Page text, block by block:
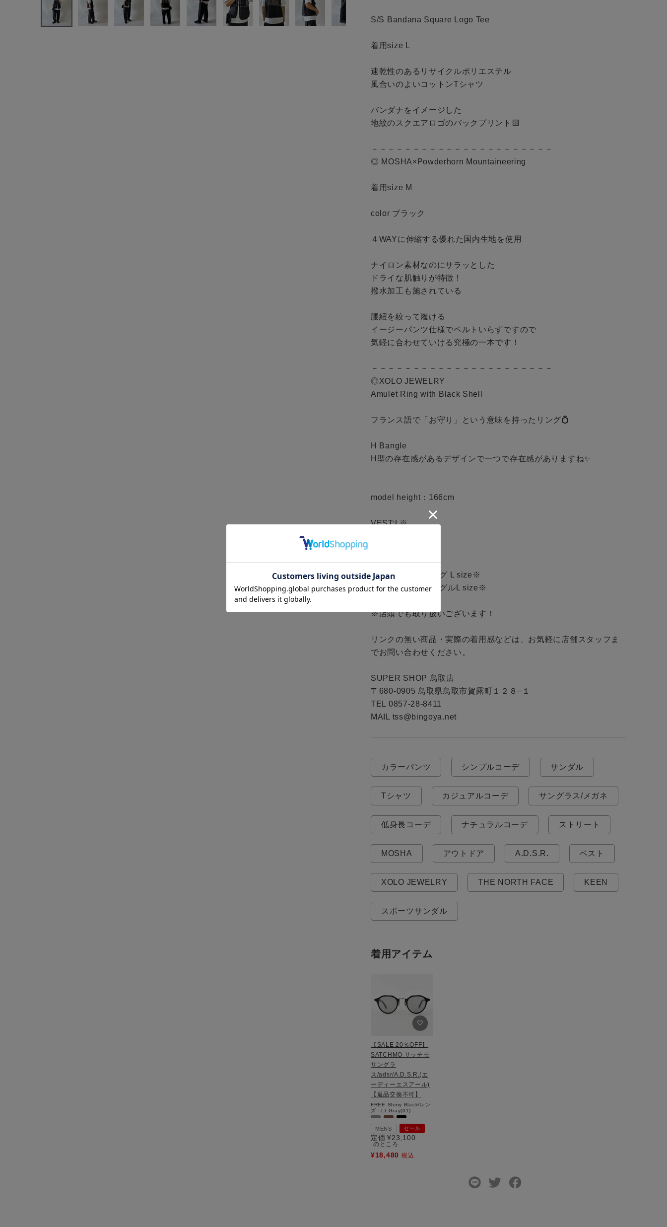
S/S Bandana Square Logo Tee
着用size L
速乾性のあるリサイクルポリエステル
風合いのよいコットンTシャツ
バンダナをイメージした
地紋のスクエアロゴのバックプリント🟨
－－－－－－－－－－－－－－－－－－－－－－
◎ MOSHA×Powderhorn Mountaineering
着用size M
color ブラック
４WAYに伸縮する優れた国内生地を使用
ナイロン素材なのにサラッとした
ドライな肌触りが特徴！
撥水加工も施されている
腰紐を絞って履ける
イージーパンツ仕様でベルトいらずですので
気軽に合わせていける究極の一本です！
－－－－－－－－－－－－－－－－－－－－－－
◎XOLO JEWELRY
Amulet Ring with Black Shell
フランス語で「お守り」という意味を持ったリング💍
H Bangle
H型の存在感があるデザインで一つで存在感がありますね✨
model height：166cm
VEST:L※
SHOES:27cm※
アクセサリー:リング L size※
アクセサリー:バングルL size※
※店頭でも取り扱いございます！
リンクの無い商品・実際の着用感などは、お気軽に店舗スタッフま
でお問い合わせください。
SUPER SHOP 鳥取店
〒680-0905 鳥取県鳥取市賀露町１２８−１
TEL 0857-28-8411
MAIL tss@bingoya.net
カラーパンツ シンプルコーデ サンダル
Tシャツ カジュアルコーデ サングラス/メガネ
低身長コーデ ナチュラルコーデ ストリート
MOSHA アウトドア A.D.S.R. ベスト
XOLO JEWELRY THE NORTH FACE KEEN
スポーツサンダル
着用アイテム
【SALE 20％OFF】
SATCHMO サッチモ
サングラ
ス/adsr/A.D.S.R.(エ
ーディーエスアール)
【返品交換不可】
FREE Shiny Black/レン
ズ：Lt.Gray(01)
MENS セール
定価 ¥23,100
のところ
¥18,480 税込